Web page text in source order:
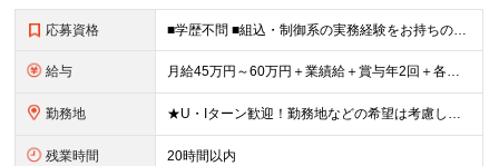
応募資格 ■学歴不問 ■組込・制御系の実務経験をお持ちの方 開発、設計、評価、テスト、デバッグ、保守、機能改善など、担当工程は問いません。 次のような経験を活かせます。 ・C、C++、C#、Pythonを使
給与 月給45万円～60万円＋業績給＋賞与年2回＋各種手当 ※経験、技術、担当工程、実績、前職給与などを考慮して決定します。 ※試用期間（3ヶ月）あり。給与・待遇に変更はありません。 ■給与にプラスして
勤務地 ★U・Iターン歓迎！勤務地などの希望は考慮します ★転勤ナシ 【大阪本社】 大阪府大阪市西区江戸堀2-2-1 アズワン別館8F 【東京事業所】 東京都新宿区四谷4-6-10 ビクトリアセンタービル
残業時間 20時間以内